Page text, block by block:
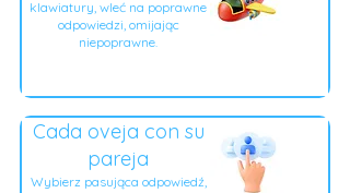
klawiatury, wleć na poprawne
odpowiedzi, omijając
niepoprawne.
Cada oveja con su
pareja
Wybierz pasująca odpowiedź,